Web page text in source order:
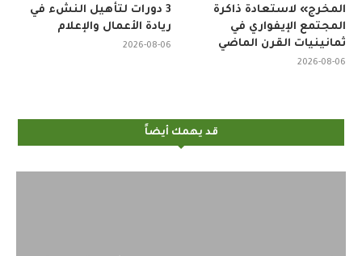
3 دورات لتأهيل النشء في
ريادة الأعمال والإعلام
2026-08-06
المخرج» لاستعادة ذاكرة
المجتمع الإيفواري في
ثمانينيات القرن الماضي
2026-08-06
قد يهمك أيضاً